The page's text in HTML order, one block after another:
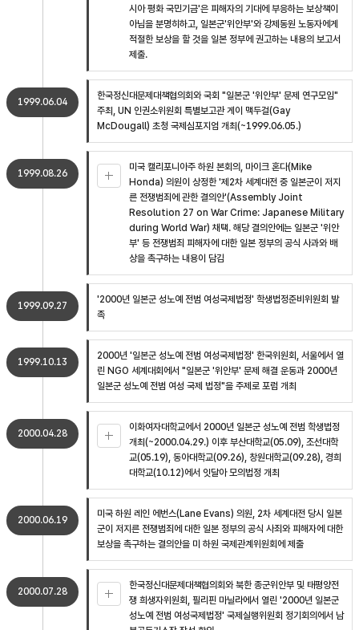
시아 평화 국민기금'은 피해자의 기대에 부응하는 보상책이
아님을 분명히하고, 일본군'위안부'와 강제동원 노동자에게
적절한 보상을 할 것을 일본 정부에 권고하는 내용의 보고서
제출.
1999.06.04
한국정신대문제대책협의회와 국회 "일본군 '위안부' 문제 연구모임"
주최, UN 인권소위원회 특별보고관 게이 맥두걸(Gay
McDougall) 초청 국제심포지엄 개최(~1999.06.05.)
1999.08.26
미국 캘리포니아주 하원 본회의, 마이크 혼다(Mike
Honda) 의원이 상정한 '제2차 세계대전 중 일본군이 저지
른 전쟁범죄에 관한 결의안'(Assembly Joint
Resolution 27 on War Crime: Japanese Military
during World War) 채택. 해당 결의안에는 일본군 '위안
부' 등 전쟁범죄 피해자에 대한 일본 정부의 공식 사과와 배
상을 촉구하는 내용이 담김
1999.09.27
'2000년 일본군 성노예 전범 여성국제법정' 학생법정준비위원회 발
족
1999.10.13
2000년 '일본군 성노예 전범 여성국제법정' 한국위원회, 서울에서 열
린 NGO 세계대회에서 "일본군 '위안부' 문제 해결 운동과 2000년
일본군 성노예 전범 여성 국제 법정"을 주제로 포럼 개최
2000.04.28
이화여자대학교에서 2000년 일본군 성노예 전범 학생법정
개최(~2000.04.29.) 이후 부산대학교(05.09), 조선대학
교(05.19), 동아대학교(09.26), 창원대학교(09.28), 경희
대학교(10.12)에서 잇달아 모의법정 개최
2000.06.19
미국 하원 레인 에번스(Lane Evans) 의원, 2차 세계대전 당시 일본
군이 저지른 전쟁범죄에 대한 일본 정부의 공식 사죄와 피해자에 대한
보상을 촉구하는 결의안을 미 하원 국제관계위원회에 제출
2000.07.28
한국정신대문제대책협의회와 북한 종군위안부 및 태평양전
쟁 희생자위원회, 필리핀 마닐라에서 열린 '2000년 일본군
성노예 전범 여성국제법정' 국제실행위원회 정기회의에서 남